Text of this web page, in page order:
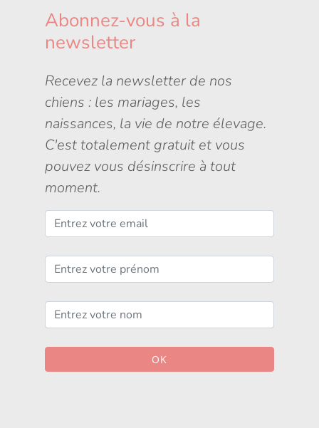
Abonnez-vous à la
newsletter
Recevez la newsletter de nos
chiens : les mariages, les
naissances, la vie de notre élevage.
C'est totalement gratuit et vous
pouvez vous désinscrire à tout
moment.
OK